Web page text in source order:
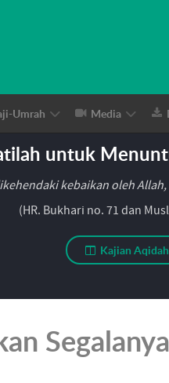
Umrah Media
untuk
kebaikan oleh
(HR. Bukhari no. 71 dan
Kajian Aqidah
Segalanya